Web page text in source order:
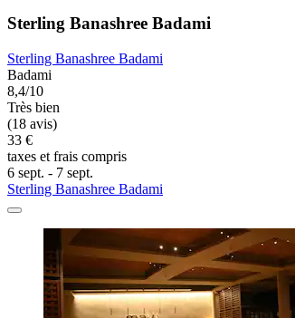
Sterling Banashree Badami
Sterling Banashree Badami
Badami
8,4/10
Très bien
(18 avis)
33 €
taxes et frais compris
6 sept. - 7 sept.
Sterling Banashree Badami